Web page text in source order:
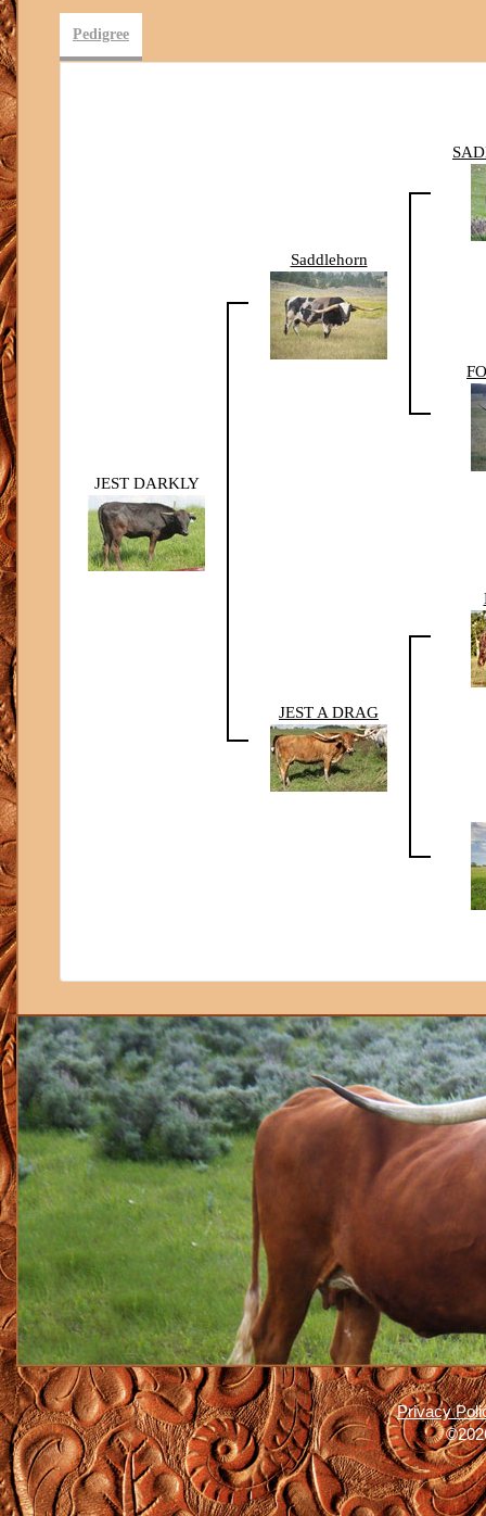
Pedigree
JEST DARKLY
Saddlehorn
JEST A DRAG
Privacy